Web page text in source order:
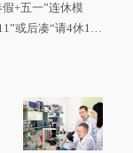
+五一”连休模
或后凑“请4休1